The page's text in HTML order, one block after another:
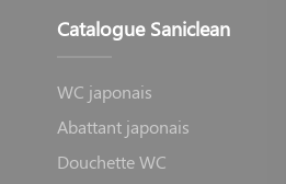
Catalogue Saniclean
WC japonais
Abattant japonais
Douchette WC